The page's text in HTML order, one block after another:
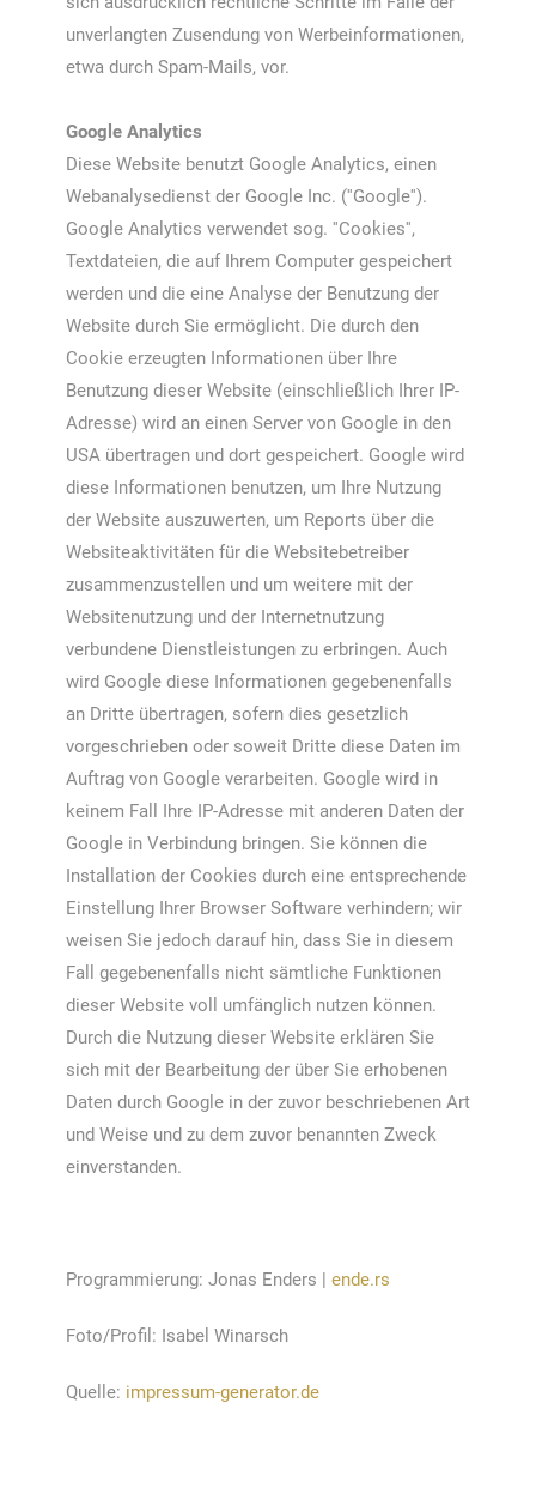
unverlangten Zusendung von Werbeinformationen,
etwa durch Spam-Mails, vor.
Google Analytics
Diese Website benutzt Google Analytics, einen
Webanalysedienst der Google Inc. (''Google'').
Google Analytics verwendet sog. ''Cookies'',
Textdateien, die auf Ihrem Computer gespeichert
werden und die eine Analyse der Benutzung der
Website durch Sie ermöglicht. Die durch den
Cookie erzeugten Informationen über Ihre
Benutzung dieser Website (einschließlich Ihrer IP-
Adresse) wird an einen Server von Google in den
USA übertragen und dort gespeichert. Google wird
diese Informationen benutzen, um Ihre Nutzung
der Website auszuwerten, um Reports über die
Websiteaktivitäten für die Websitebetreiber
zusammenzustellen und um weitere mit der
Websitenutzung und der Internetnutzung
verbundene Dienstleistungen zu erbringen. Auch
wird Google diese Informationen gegebenenfalls
an Dritte übertragen, sofern dies gesetzlich
vorgeschrieben oder soweit Dritte diese Daten im
Auftrag von Google verarbeiten. Google wird in
keinem Fall Ihre IP-Adresse mit anderen Daten der
Google in Verbindung bringen. Sie können die
Installation der Cookies durch eine entsprechende
Einstellung Ihrer Browser Software verhindern; wir
weisen Sie jedoch darauf hin, dass Sie in diesem
Fall gegebenenfalls nicht sämtliche Funktionen
dieser Website voll umfänglich nutzen können.
Durch die Nutzung dieser Website erklären Sie
sich mit der Bearbeitung der über Sie erhobenen
Daten durch Google in der zuvor beschriebenen Art
und Weise und zu dem zuvor benannten Zweck
einverstanden.
Programmierung: Jonas Enders | ende.rs
Foto/Profil: Isabel Winarsch
Quelle: impressum-generator.de